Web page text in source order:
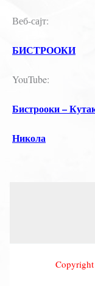
Веб-сајт:
БИСТРООКИ
YouTube:
Бистрооки –
Никола